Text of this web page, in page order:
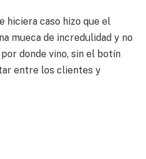
hiciera caso hizo que el
mueca de incredulidad y no
donde vino, sin el botín
entre los clientes y